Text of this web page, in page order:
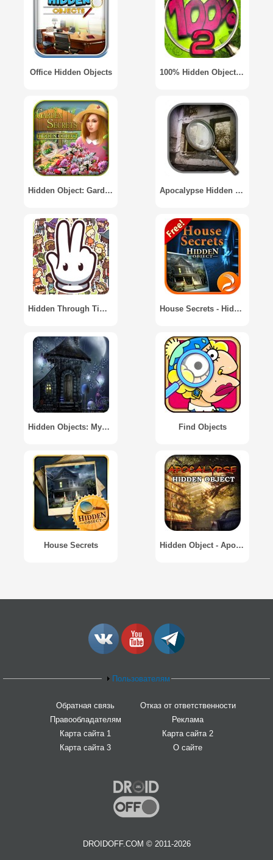
Office Hidden Objects 100% Hidden Objects 2
Hidden Object: Garden Secrets Apocalypse Hidden Objects / Апокалипсис Поиск Предметов
Hidden Through Time 2 House Secrets - Hidden Object
Hidden Objects: Mystery Places Find Objects
House Secrets Hidden Object - Apocalypse
Пользователям
Обратная связь
Отказ от ответственности
Правообладателям
Реклама
Карта сайта 1
Карта сайта 2
Карта сайта 3
О сайте
DROIDOFF.COM © 2011-2026